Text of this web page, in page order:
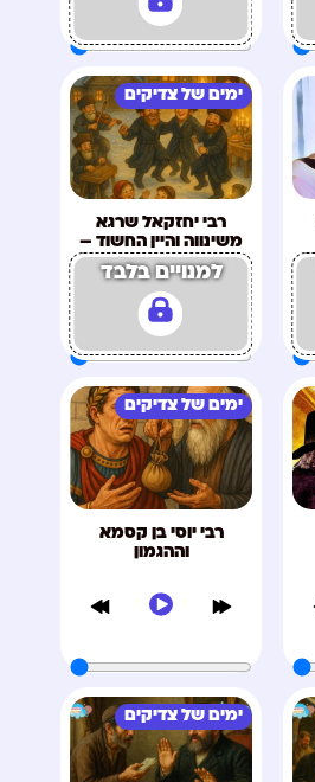
ימים של צדיקים
רבי יחזקאל שרגא
משינווה והיין החשוד –
מתוקן
למנויים בלבד
ימים של צדיקים
רבי יוסי בן קסמא
וההגמון
ימים של צדיקים